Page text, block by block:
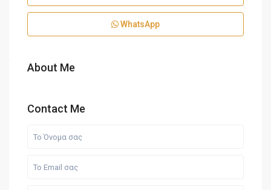
WhatsApp
About Me
Contact Me